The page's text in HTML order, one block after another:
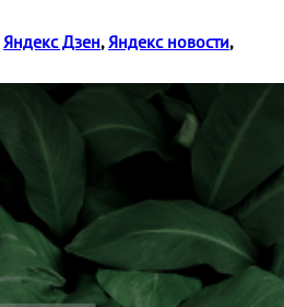
Яндекс Дзен, Яндекс новости,